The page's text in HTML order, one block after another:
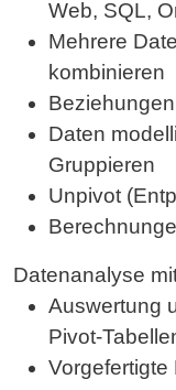
Web, SQL,
Mehrere
kombinieren
Daten
Gruppieren
Unpivot
Datenanalyse
Auswertung
Pivot-